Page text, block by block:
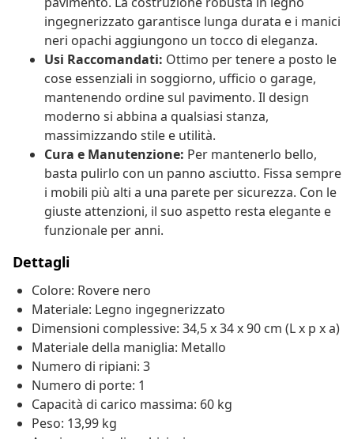
ingegnerizzato garantisce lunga durata e i manici
neri opachi aggiungono un tocco di eleganza.
Usi Raccomandati: Ottimo per tenere a posto le
cose essenziali in soggiorno, ufficio o garage,
mantenendo ordine sul pavimento. Il design
moderno si abbina a qualsiasi stanza,
massimizzando stile e utilità.
Cura e Manutenzione: Per mantenerlo bello,
basta pulirlo con un panno asciutto. Fissa sempre
i mobili più alti a una parete per sicurezza. Con le
giuste attenzioni, il suo aspetto resta elegante e
funzionale per anni.
Dettagli
Colore: Rovere nero
Materiale: Legno ingegnerizzato
Dimensioni complessive: 34,5 x 34 x 90 cm (L x p x a)
Materiale della maniglia: Metallo
Numero di ripiani: 3
Numero di porte: 1
Capacità di carico massima: 60 kg
Peso: 13,99 kg